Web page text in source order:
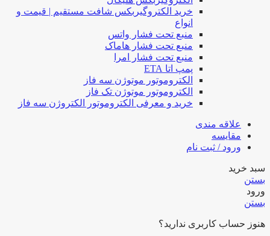
خرید الکتروگیربکس شافت مستقیم | قیمت و
انواع
منبع تحت فشار واتس
منبع تحت فشار هاماک
منبع تحت فشار امرا
پمپ اتا ETA
الکتروموتور موتوژن سه فاز
الکتروموتور موتوژن تک فاز
خرید و معرفی الکتروموتور الکتروژن سه فاز
علاقه مندی
مقایسه
ورود / ثبت نام
سبد خرید
بستن
ورود
بستن
هنوز حساب کاربری ندارید؟